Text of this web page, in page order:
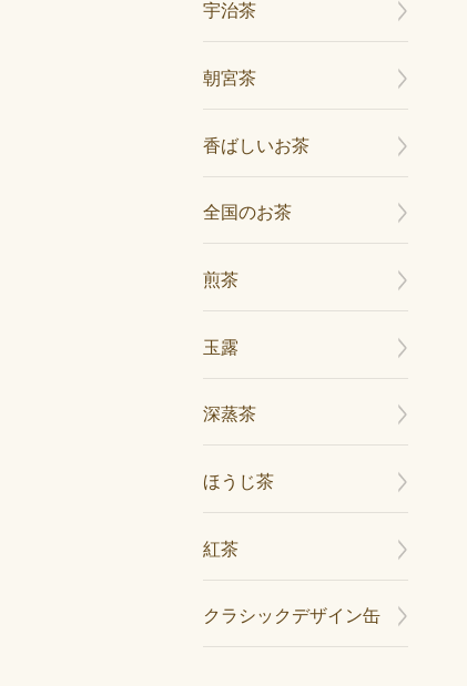
宇治茶
朝宮茶
香ばしいお茶
全国のお茶
煎茶
玉露
深蒸茶
ほうじ茶
紅茶
クラシックデザイン缶